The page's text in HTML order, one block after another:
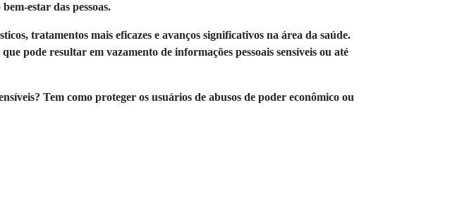
estar das pessoas.
tratamentos mais eficazes e avanços significativos na área da saúde.
pode resultar em vazamento de informações pessoais sensíveis ou até
Tem como proteger os usuários de abusos de poder econômico ou